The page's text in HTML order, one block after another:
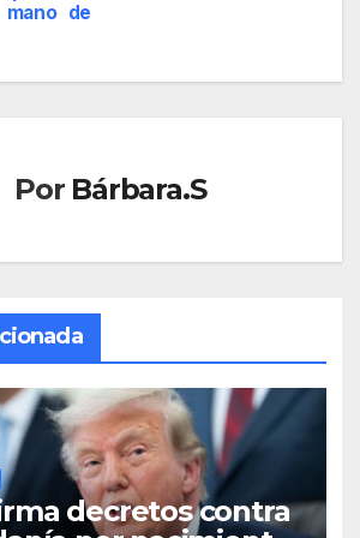
de
Por Bárbara.S
decretos contra